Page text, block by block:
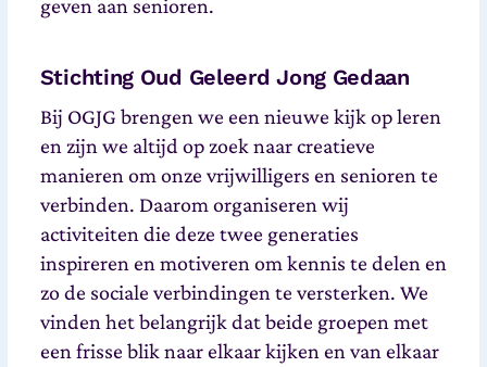
geven aan senioren.
Stichting Oud Geleerd Jong Gedaan
Bij OGJG brengen we een nieuwe kijk op leren
en zijn we altijd op zoek naar creatieve
manieren om onze vrijwilligers en senioren te
verbinden. Daarom organiseren wij
activiteiten die deze twee generaties
inspireren en motiveren om kennis te delen en
zo de sociale verbindingen te versterken. We
vinden het belangrijk dat beide groepen met
een frisse blik naar elkaar kijken en van elkaar